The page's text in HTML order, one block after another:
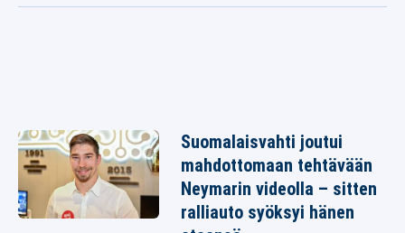
Suomalaisvahti joutui
mahdottomaan tehtävään
Neymarin videolla – sitten
ralliauto syöksyi hänen